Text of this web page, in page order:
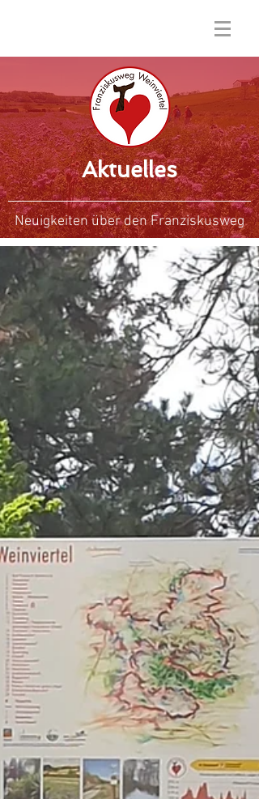
Aktuelles
Neuigkeiten über den Franziskusweg